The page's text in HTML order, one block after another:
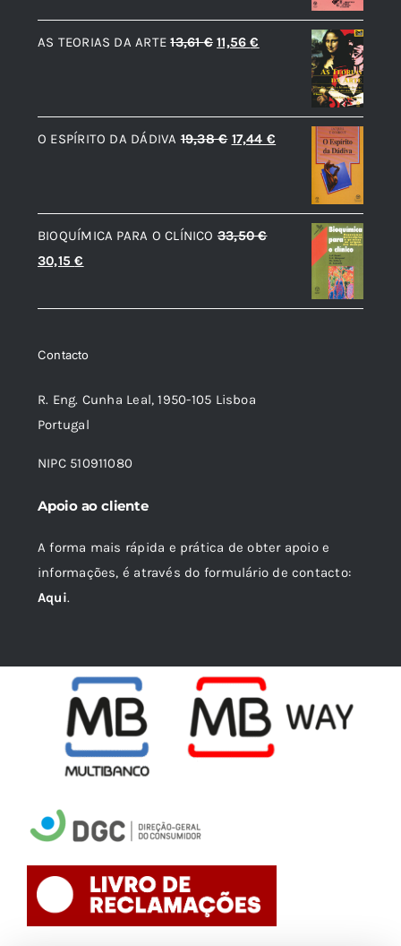
era:
8,90 €.
é:
8,01 €.
AS TEORIAS DA ARTE 13,61€ O
era:
13,61 €.
11,56€
é:
11,56 €.
O ESPÍRITO DA DÁDIVA 19,38€ O
era:
19,38 €.
17,44 €
é:
17,44 €.
BIOQUÍMICA PARA O CLÍNICO 33,50€
O
original
33,50 €.
30,15€
atual
30,15 €.
Contacto
R. Eng. Cunha Leal, 1950-105 Lisboa
Portugal
NIPC 510911080
Apoio ao cliente
A forma mais rápida e prática de obter apoio e
informações, é através do formulário de contacto:
Aqui.